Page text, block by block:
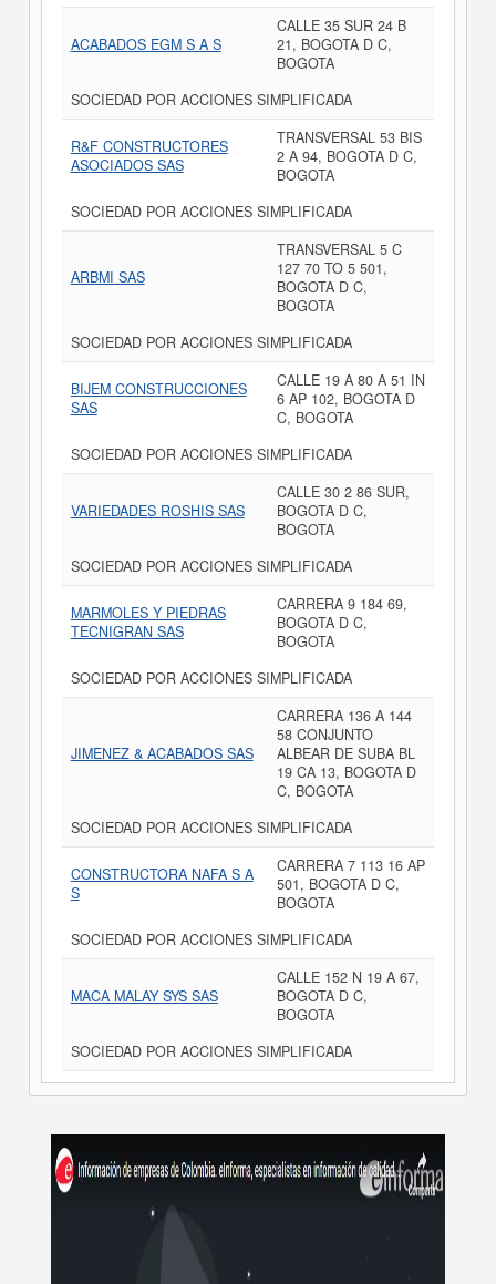
ACABADOS EGM S A S
CALLE 35 SUR 24 B
21, BOGOTA D C,
BOGOTA
SOCIEDAD POR ACCIONES SIMPLIFICADA
R&F CONSTRUCTORES
ASOCIADOS SAS
TRANSVERSAL 53 BIS
2 A 94, BOGOTA D C,
BOGOTA
SOCIEDAD POR ACCIONES SIMPLIFICADA
ARBMI SAS
TRANSVERSAL 5 C
127 70 TO 5 501,
BOGOTA D C,
BOGOTA
SOCIEDAD POR ACCIONES SIMPLIFICADA
BIJEM CONSTRUCCIONES
SAS
CALLE 19 A 80 A 51 IN
6 AP 102, BOGOTA D
C, BOGOTA
SOCIEDAD POR ACCIONES SIMPLIFICADA
VARIEDADES ROSHIS SAS
CALLE 30 2 86 SUR,
BOGOTA D C,
BOGOTA
SOCIEDAD POR ACCIONES SIMPLIFICADA
MARMOLES Y PIEDRAS
TECNIGRAN SAS
CARRERA 9 184 69,
BOGOTA D C,
BOGOTA
SOCIEDAD POR ACCIONES SIMPLIFICADA
JIMENEZ & ACABADOS SAS
CARRERA 136 A 144
58 CONJUNTO
ALBEAR DE SUBA BL
19 CA 13, BOGOTA D
C, BOGOTA
SOCIEDAD POR ACCIONES SIMPLIFICADA
CONSTRUCTORA NAFA S A
S
CARRERA 7 113 16 AP
501, BOGOTA D C,
BOGOTA
SOCIEDAD POR ACCIONES SIMPLIFICADA
MACA MALAY SYS SAS
CALLE 152 N 19 A 67,
BOGOTA D C,
BOGOTA
SOCIEDAD POR ACCIONES SIMPLIFICADA